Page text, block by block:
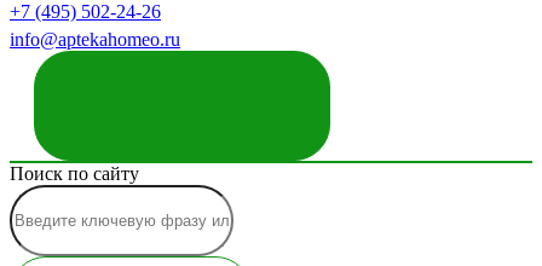
+7 (495) 502-24-26
info@aptekahomeo.ru
Поиск по сайту